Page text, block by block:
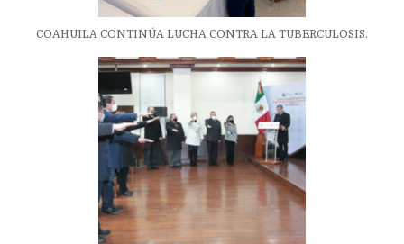
COAHUILA CONTINÚA LUCHA CONTRA LA TUBERCULOSIS.